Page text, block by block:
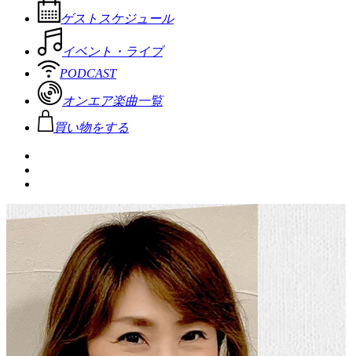
ゲストスケジュール
イベント・ライブ
PODCAST
オンエア楽曲一覧
買い物をする